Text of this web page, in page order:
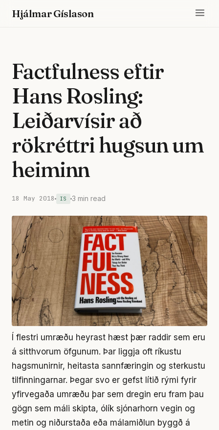
Hjálmar Gíslason
Factfulness eftir
Hans Rosling:
Leiðarvísir að
rökréttri hugsun um
heiminn
18 May 2018 IS 3 min read
Í flestri umræðu heyrast hæst þær raddir sem eru
á sitthvorum öfgunum. Þar liggja oft ríkustu
hagsmunirnir, heitasta sannfæringin og sterkustu
tilfinningarnar. Þegar svo er gefst lítið rými fyrir
yfirvegaða umræðu þar sem dregin eru fram þau
gögn sem máli skipta, ólík sjónarhorn vegin og
metin og niðurstaða eða málamiðlun byggð á